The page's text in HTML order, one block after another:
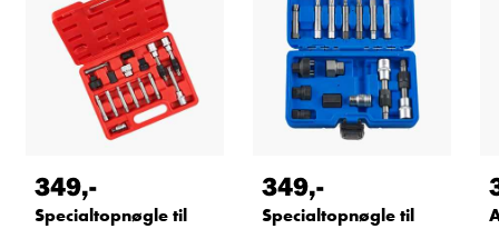
349,-
Specialtopnøgle til
349,-
Specialtopnøgle til